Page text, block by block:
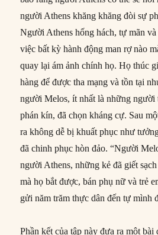
người Athens khăng khăng đòi sự
Người Athens hống hách, tự mãn và
việc bất kỳ hành động man rợ nào
quay lại ám ảnh chính họ. Họ thúc
hàng để được tha mạng và tồn tại
người Melos, ít nhất là những người
phán kín, đã chọn kháng cự. Sau
ra không dễ bị khuất phục như
đã chinh phục hòn đảo. “Người
người Athens, những kẻ đã giết
mà họ bắt được, bán phụ nữ và trẻ
gửi năm trăm thực dân đến tự mình
Phần kết của tập này đưa ra một bài